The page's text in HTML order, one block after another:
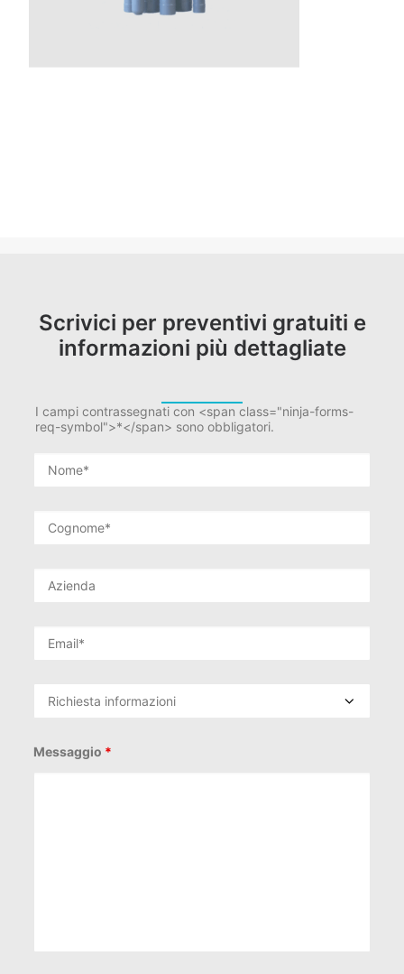
Scrivici per preventivi gratuiti e
informazioni più dettagliate
I campi contrassegnati con <span class="ninja-forms-
req-symbol">*</span> sono obbligatori.
Messaggio *